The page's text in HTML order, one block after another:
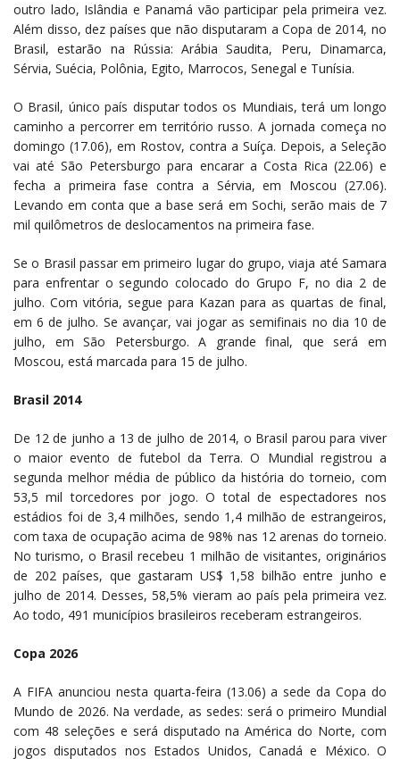
outro lado, Islândia e Panamá vão participar pela primeira vez.
Além disso, dez países que não disputaram a Copa de 2014, no
Brasil, estarão na Rússia: Arábia Saudita, Peru, Dinamarca,
Sérvia, Suécia, Polônia, Egito, Marrocos, Senegal e Tunísia.
O Brasil, único país disputar todos os Mundiais, terá um longo
caminho a percorrer em território russo. A jornada começa no
domingo (17.06), em Rostov, contra a Suíça. Depois, a Seleção
vai até São Petersburgo para encarar a Costa Rica (22.06) e
fecha a primeira fase contra a Sérvia, em Moscou (27.06).
Levando em conta que a base será em Sochi, serão mais de 7
mil quilômetros de deslocamentos na primeira fase.
Se o Brasil passar em primeiro lugar do grupo, viaja até Samara
para enfrentar o segundo colocado do Grupo F, no dia 2 de
julho. Com vitória, segue para Kazan para as quartas de final,
em 6 de julho. Se avançar, vai jogar as semifinais no dia 10 de
julho, em São Petersburgo. A grande final, que será em
Moscou, está marcada para 15 de julho.
Brasil 2014
De 12 de junho a 13 de julho de 2014, o Brasil parou para viver
o maior evento de futebol da Terra. O Mundial registrou a
segunda melhor média de público da história do torneio, com
53,5 mil torcedores por jogo. O total de espectadores nos
estádios foi de 3,4 milhões, sendo 1,4 milhão de estrangeiros,
com taxa de ocupação acima de 98% nas 12 arenas do torneio.
No turismo, o Brasil recebeu 1 milhão de visitantes, originários
de 202 países, que gastaram US$ 1,58 bilhão entre junho e
julho de 2014. Desses, 58,5% vieram ao país pela primeira vez.
Ao todo, 491 municípios brasileiros receberam estrangeiros.
Copa 2026
A FIFA anunciou nesta quarta-feira (13.06) a sede da Copa do
Mundo de 2026. Na verdade, as sedes: será o primeiro Mundial
com 48 seleções e será disputado na América do Norte, com
jogos disputados nos Estados Unidos, Canadá e México. O